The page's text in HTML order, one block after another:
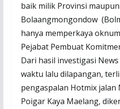
baik milik Provinsi
Bolaangmongondow
hanya memperkaya oknum
Pejabat Pembuat
Dari hasil investigasi
waktu lalu dilapangan,
pengaspalan Hotmix jalan
Poigar Kaya Maelang,